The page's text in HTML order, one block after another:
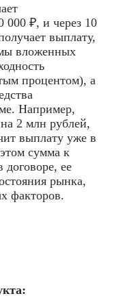
000 ₽, и через 10
выплату,
вложенных
процентом), а
Например,
2 млн рублей,
выплату уже в
сумма к
договоре, ее
рынка,
факторов.